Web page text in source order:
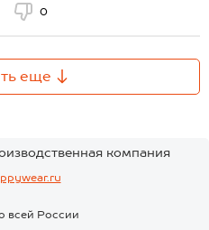
0
еще
компания
всей России